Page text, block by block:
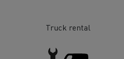
Truck rental